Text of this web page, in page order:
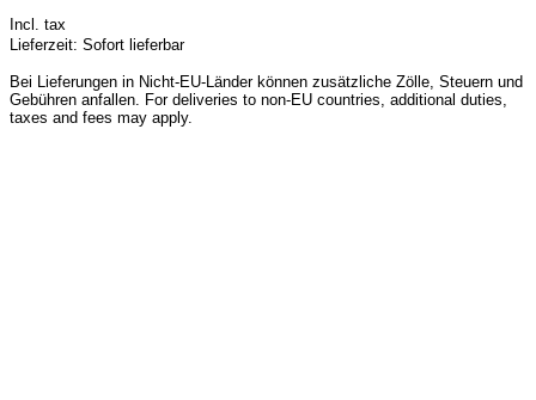
Incl. tax
Lieferzeit: Sofort lieferbar
Bei Lieferungen in Nicht-EU-Länder können zusätzliche Zölle, Steuern und
Gebühren anfallen. For deliveries to non-EU countries, additional duties,
taxes and fees may apply.